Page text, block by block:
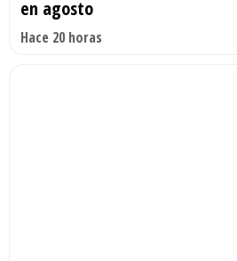
en agosto
Hace 20 horas